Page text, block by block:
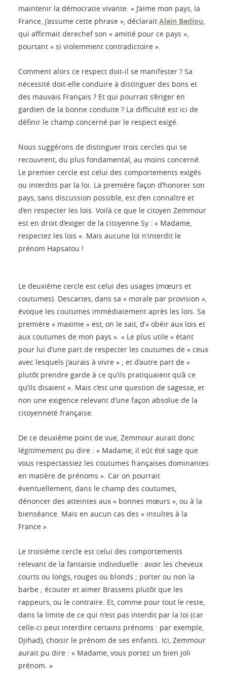
maintenir la démocratie vivante. « J’aime mon pays, la
France, j’assume cette phrase », déclarait Alain Badiou,
qui affirmait derechef son « amitié pour ce pays »,
pourtant « si violemment contradictoire ».
Comment alors ce respect doit-il se manifester ? Sa
nécessité doit-elle conduire à distinguer des bons et
des mauvais Français ? Et qui pourrait s’ériger en
gardien de la bonne conduite ? La difficulté est ici de
définir le champ concerné par le respect exigé.
Nous suggérons de distinguer trois cercles qui se
recouvrent, du plus fondamental, au moins concerné.
Le premier cercle est celui des comportements exigés
ou interdits par la loi. La première façon d’honorer son
pays, sans discussion possible, est d’en connaître et
d’en respecter les lois. Voilà ce que le citoyen Zemmour
est en droit d’exiger de la citoyenne Sy : « Madame,
respectez les lois ». Mais aucune loi n’interdit le
prénom Hapsatou !
Le deuxième cercle est celui des usages (mœurs et
coutumes). Descartes, dans sa « morale par provision »,
évoque les coutumes immédiatement après les lois. Sa
première « maxime » est, on le sait, d’« obéir aux lois et
aux coutumes de mon pays ». « Le plus utile » étant
pour lui d’une part de respecter les coutumes de « ceux
avec lesquels j’aurais à vivre » ; et d’autre part de «
plutôt prendre garde à ce qu’ils pratiquaient qu’à ce
qu’ils disaient ». Mais c’est une question de sagesse, et
non une exigence relevant d’une façon absolue de la
citoyenneté française.
De ce deuxième point de vue, Zemmour aurait donc
légitimement pu dire : « Madame, il eût été sage que
vous respectassiez les coutumes françaises dominantes
en matière de prénoms ». Car on pourrait
éventuellement, dans le champ des coutumes,
dénoncer des atteintes aux « bonnes mœurs », ou à la
bienséance. Mais en aucun cas des « insultes à la
France ».
Le troisième cercle est celui des comportements
relevant de la fantaisie individuelle : avoir les cheveux
courts ou longs, rouges ou blonds ; porter ou non la
barbe ; écouter et aimer Brassens plutôt que les
rappeurs, ou le contraire. Et, comme pour tout le reste,
dans la limite de ce qui n’est pas interdit par la loi (car
celle-ci peut interdire certains prénoms : par exemple,
Djihad), choisir le prénom de ses enfants. Ici, Zemmour
aurait pu dire : « Madame, vous portez un bien joli
prénom. »